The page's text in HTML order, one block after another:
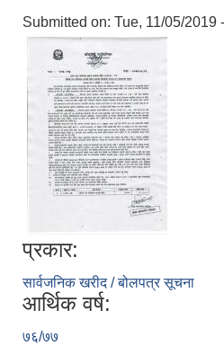
Submitted on: Tue, 11/05/2019
प्रकार:
सार्वजनिक खरीद / बोलपत्र सूचना
आर्थिक वर्ष:
७६/७७